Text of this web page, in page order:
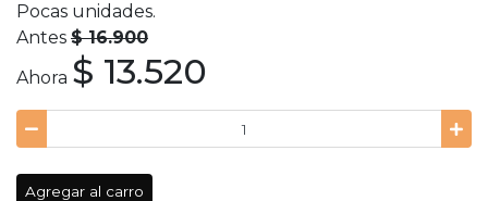
Pocas unidades.
Antes $ 16.900
Ahora $ 13.520
Agregar al carro